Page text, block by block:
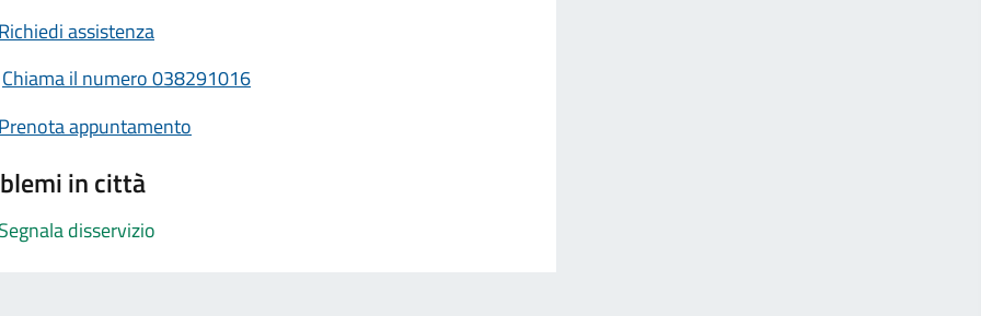
Richiedi assistenza
Chiama il numero 038291016
Prenota appuntamento
in città
Segnala disservizio